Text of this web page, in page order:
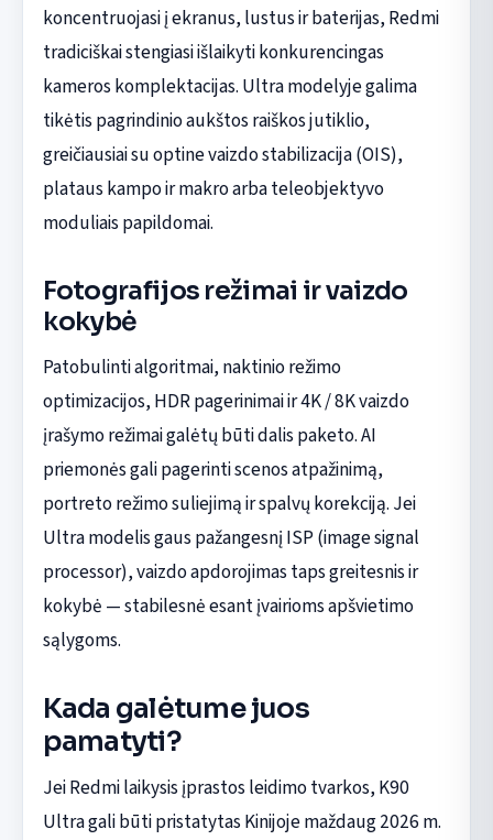
koncentruojasi į ekranus, lustus ir baterijas, Redmi
tradiciškai stengiasi išlaikyti konkurencingas
kameros komplektacijas. Ultra modelyje galima
tikėtis pagrindinio aukštos raiškos jutiklio,
greičiausiai su optine vaizdo stabilizacija (OIS),
plataus kampo ir makro arba teleobjektyvo
moduliais papildomai.
Fotografijos režimai ir vaizdo
kokybė
Patobulinti algoritmai, naktinio režimo
optimizacijos, HDR pagerinimai ir 4K / 8K vaizdo
įrašymo režimai galėtų būti dalis paketo. AI
priemonės gali pagerinti scenos atpažinimą,
portreto režimo suliejimą ir spalvų korekciją. Jei
Ultra modelis gaus pažangesnį ISP (image signal
processor), vaizdo apdorojimas taps greitesnis ir
kokybė — stabilesnė esant įvairioms apšvietimo
sąlygoms.
Kada galėtume juos
pamatyti?
Jei Redmi laikysis įprastos leidimo tvarkos, K90
Ultra gali būti pristatytas Kinijoje maždaug 2026 m.